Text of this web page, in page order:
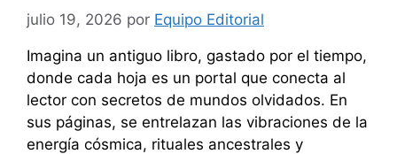
julio 19, 2026 por Equipo Editorial
Imagina un antiguo libro, gastado por el tiempo,
donde cada hoja es un portal que conecta al
lector con secretos de mundos olvidados. En
sus páginas, se entrelazan las vibraciones de la
energía cósmica, rituales ancestrales y